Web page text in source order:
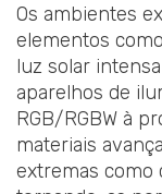
Os ambientes
elementos
luz solar
aparelhos de
RGB/RGBW à
materiais
extremas como